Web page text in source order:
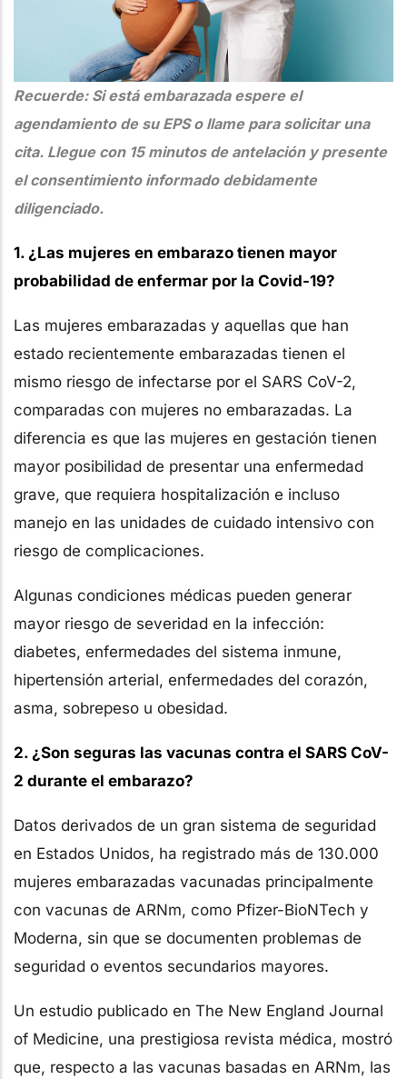
Recuerde: Si está embarazada espere el
agendamiento de su EPS o llame para solicitar una
cita. Llegue con 15 minutos de antelación y presente
el consentimiento informado debidamente
diligenciado.
1. ¿Las mujeres en embarazo tienen mayor
probabilidad de enfermar por la Covid-19?
Las mujeres embarazadas y aquellas que han
estado recientemente embarazadas tienen el
mismo riesgo de infectarse por el SARS CoV-2,
comparadas con mujeres no embarazadas. La
diferencia es que las mujeres en gestación tienen
mayor posibilidad de presentar una enfermedad
grave, que requiera hospitalización e incluso
manejo en las unidades de cuidado intensivo con
riesgo de complicaciones.
Algunas condiciones médicas pueden generar
mayor riesgo de severidad en la infección:
diabetes, enfermedades del sistema inmune,
hipertensión arterial, enfermedades del corazón,
asma, sobrepeso u obesidad.
2. ¿Son seguras las vacunas contra el SARS CoV-
2 durante el embarazo?
Datos derivados de un gran sistema de seguridad
en Estados Unidos, ha registrado más de 130.000
mujeres embarazadas vacunadas principalmente
con vacunas de ARNm, como Pfizer-BioNTech y
Moderna, sin que se documenten problemas de
seguridad o eventos secundarios mayores.
Un estudio publicado en The New England Journal
of Medicine, una prestigiosa revista médica, mostró
que, respecto a las vacunas basadas en ARNm, las